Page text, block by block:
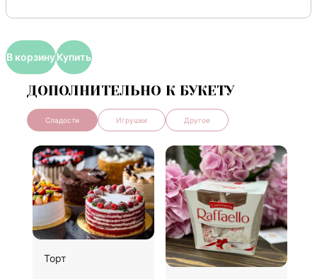
В корзинуКупить
ДОПОЛНИТЕЛЬНО К БУКЕТУ
Сладости Игрушки Другое
Торт